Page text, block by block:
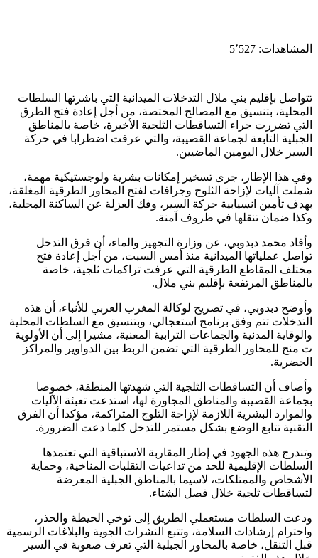
المشاهدات: 5٬527
تتواصل بإقليم بني ملال التدخلات الميدانية التي باشرتها السلطات
المحلية، بتنسيق مع المصالح المختصة، من أجل إعادة فتح الطرق
التي تضررت جراء التساقطات الثلجية الأخيرة، خاصة بالمناطق
الجبلية التابعة لجماعة القصيبة، والتي عرفت اضطرابا في حركة
السير خلال اليومين الماضيين.
وفي هذا الإطار، جرى تسخير إمكانات بشرية ولوجستيكية مهمة،
شملت آليات لإزاحة الثلوج وجرافات لفتح المحاور الطرقية المغلقة،
بهدف تأمين انسيابية حركة السير، وفك العزلة عن الساكنة المحلية،
وكذا ضمان تنقلها في ظروف آمنة.
وأفاد محمد دبدوبي، عن وزارة التجهيز والماء، أن فرق التدخل
تواصل عملياتها الميدانية منذ أمس السبت، من أجل إعادة فتح
مختلف المقاطع الطرقية التي عرفت تراكمات ثلجية، خاصة
بالمناطق المرتفعة بإقليم بني ملال.
وأوضح دبدوبي، في تصريح لوكالة المغرب العربي للأنباء، أن هذه
التدخلات تتم وفق برنامج استعجالي، وبتنسيق مع السلطات المحلية
والوقاية المدنية والجماعات الترابية المعنية، مشيرا إلى أن الأولوية
ت منح للمحاور الطرقية التي تضمن الربط بين الدواوير والمراكز
الحضرية.
وأضاف أن التساقطات الثلجية التي شهدتها المنطقة، خصوصا
بجماعة القصيبة والمناطق المجاورة لها، استدعت تعبئة الآليات
والموارد البشرية اللازمة لإزاحة الثلوج المتراكمة، مؤكدا أن الفرق
التقنية تتابع الوضع بشكل مستمر للتدخل كلما دعت الضرورة.
وتندرج هذه الجهود في إطار المقاربة الاستباقية التي تعتمدها
السلطات الإقليمية للحد من تداعيات التقلبات المناخية، وحماية
الأشخاص والممتلكات، لاسيما بالمناطق الجبلية المعرضة
لتساقطات ثلجية خلال فصل الشتاء.
ودعت السلطات مستعملي الطريق إلى توخي الحيطة والحذر،
واحترام إرشادات السلامة، وتتبع النشرات الجوية والبلاغات الرسمية
قبل التنقل، خاصة بالمحاور الجبلية التي تعرف صعوبة في السير